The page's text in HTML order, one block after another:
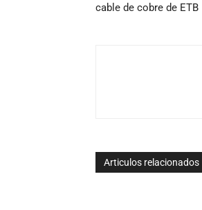
cable de cobre de ETB
Articulos relacionados